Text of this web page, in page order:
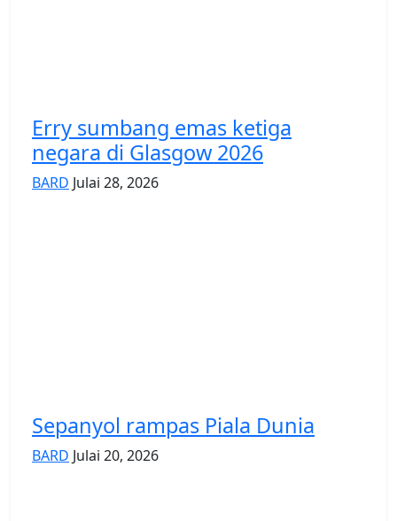
Erry sumbang emas ketiga
negara di Glasgow 2026
BARD Julai 28, 2026
Sepanyol rampas Piala Dunia
BARD Julai 20, 2026